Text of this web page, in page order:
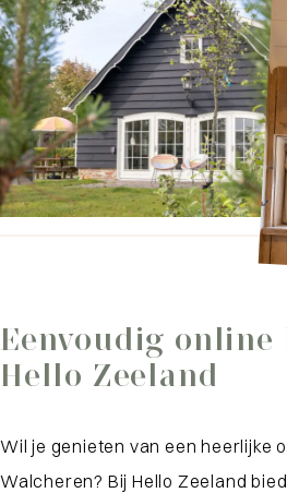
Eenvoudig online
Hello Zeeland
Wil je genieten van een heerlijke
Walcheren? Bij Hello Zeeland